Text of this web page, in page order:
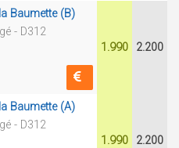
Baumette (B)
- D312
1.990 2.200
Baumette (A)
- D312
1.990 2.200